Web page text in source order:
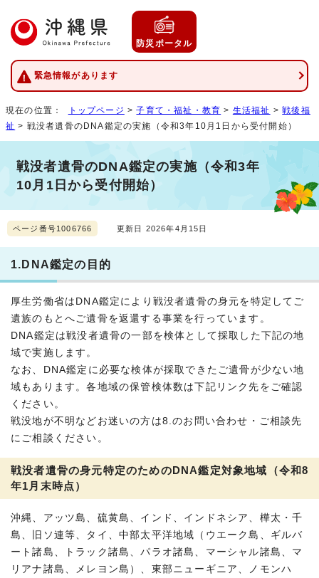
防災ポータル
緊急情報があります
現在の位置： トップページ >子育て・福祉・教育 > 生活福祉 >戦後福
祉 > 戦没者遺骨のDNA鑑定の実施（令和3年10月1日から受付開始）
戦没者遺骨のDNA鑑定の実施（令和3年
10月1日から受付開始）
ページ番号1006766 更新日 2026年4月15日
1.DNA鑑定の目的
厚生労働省はDNA鑑定により戦没者遺骨の身元を特定してご
遺族のもとへご遺骨を返還する事業を行っています。
DNA鑑定は戦没者遺骨の一部を検体として採取した下記の地
域で実施します。
なお、DNA鑑定に必要な検体が採取できたご遺骨が少ない地
域もあります。各地域の保管検体数は下記リンク先をご確認
ください。
戦没地が不明などお迷いの方は8.のお問い合わせ・ご相談先
にご相談ください。
戦没者遺骨の身元特定のためのDNA鑑定対象地域（令和8
年1月末時点）
沖縄、アッツ島、硫黄島、インド、インドネシア、樺太・千
島、旧ソ連等、タイ、中部太平洋地域（ウエーク島、ギルバ
ート諸島、トラック諸島、パラオ諸島、マーシャル諸島、マ
リアナ諸島、メレヨン島）、東部ニューギニア、ノモンハ